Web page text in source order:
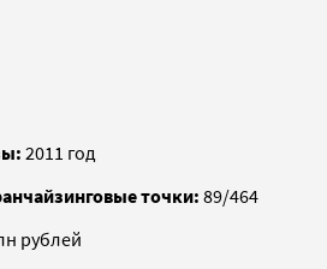
2011 год
точки: 89/464
рублей